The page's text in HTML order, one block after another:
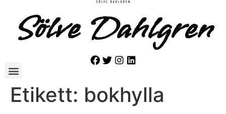
Sölve Dahlgren
Etikett: bokhylla